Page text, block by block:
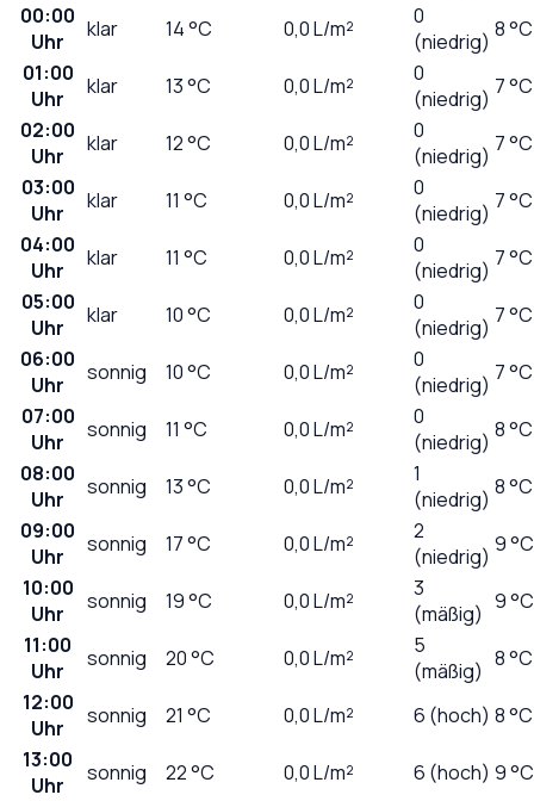
00:00
Uhr
klar 14°C 0,0L/m²
0
(niedrig) 8 °C
01:00
Uhr
klar 13°C 0,0L/m²
0
(niedrig) 7 °C
02:00
Uhr
klar 12°C 0,0L/m²
0
(niedrig) 7 °C
03:00
Uhr
klar 11 °C 0,0L/m²
0
(niedrig) 7 °C
04:00
Uhr
klar 11 °C 0,0L/m²
0
(niedrig) 7 °C
05:00
Uhr
klar 10°C 0,0L/m²
0
(niedrig) 7 °C
06:00
Uhr
sonnig 10°C 0,0L/m²
0
(niedrig) 7 °C
07:00
Uhr
sonnig 11 °C 0,0L/m²
0
(niedrig) 8 °C
08:00
Uhr
sonnig 13°C 0,0L/m²
1
(niedrig) 8 °C
09:00
Uhr
sonnig 17°C 0,0L/m²
2
(niedrig) 9 °C
10:00
Uhr
sonnig 19°C 0,0L/m²
3
(mäßig) 9 °C
11:00
Uhr
sonnig 20°C 0,0L/m²
5
(mäßig) 8 °C
12:00
Uhr
sonnig 21 °C 0,0L/m² 6 (hoch) 8 °C
13:00
Uhr
sonnig 22°C 0,0L/m² 6 (hoch) 9 °C